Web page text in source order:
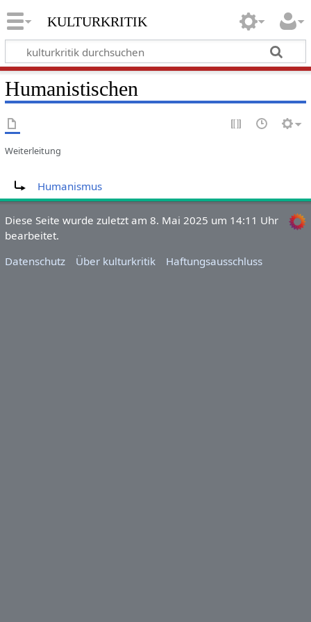
kulturkritik
Humanistischen
Weiterleitung
Humanismus
Diese Seite wurde zuletzt am 8. Mai 2025 um 14:11 Uhr
bearbeitet.
Datenschutz
Über kulturkritik Haftungsausschluss